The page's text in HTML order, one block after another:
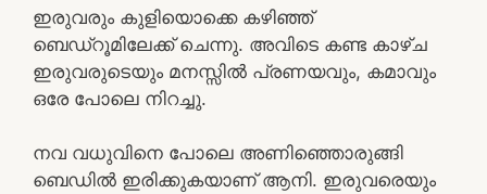
ഇരുവരും കുളിയൊക്കെ കഴിഞ്ഞ്
ബെഡ്റൂമിലേക്ക് ചെന്നു. അവിടെ കണ്ട കാഴ്ച
ഇരുവരുടെയും മനസ്സിൽ പ്രണയവും, കമാവും
ഒരേ പോലെ നിറച്ചു.
നവ വധുവിനെ പോലെ അണിഞ്ഞൊരുങ്ങി
ബെഡിൽ ഇരിക്കുകയാണ് ആനി. ഇരുവരെയും